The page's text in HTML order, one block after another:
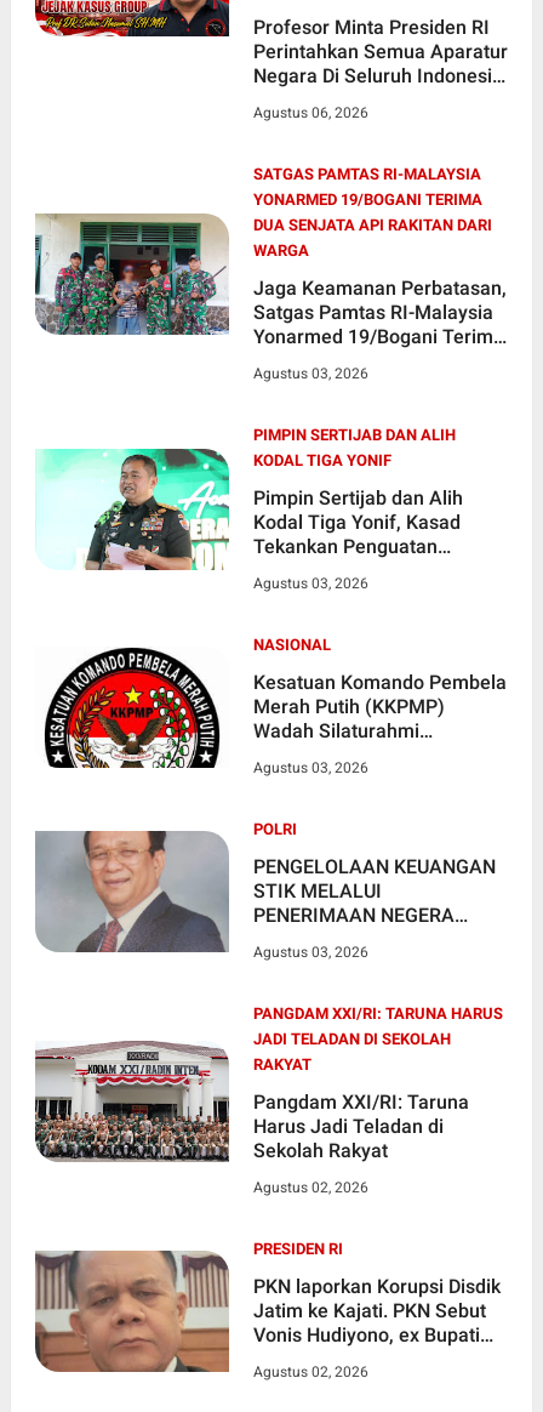
Profesor Minta Presiden RI
Perintahkan Semua Aparatur
Negara Di Seluruh Indonesia
kusam dan Pasang Bendera
Indonesia Merdeka !!!
Agustus 06, 2026
SATGAS PAMTAS RI-MALAYSIA
YONARMED 19/BOGANI TERIMA
DUA SENJATA API RAKITAN DARI
WARGA
Jaga Keamanan Perbatasan,
Satgas Pamtas RI-Malaysia
Yonarmed 19/Bogani Terima
Warga
Agustus 03, 2026
PIMPIN SERTIJAB DAN ALIH
KODAL TIGA YONIF
Pimpin Sertijab dan Alih
Kodal Tiga Yonif, Kasad
Tekankan Penguatan
Agustus 03, 2026
NASIONAL
Kesatuan Komando Pembela
Merah Putih (KKPMP)
Wadah Silaturahmi
Agustus 03, 2026
POLRI
PENGELOLAAN KEUANGAN
STIK MELALUI
PENERIMAAN NEGERA
Agustus 03, 2026
PANGDAM XXI/RI: TARUNA HARUS
JADI TELADAN DI SEKOLAH
RAKYAT
Pangdam XXI/RI: Taruna
Harus Jadi Teladan di
Sekolah Rakyat
Agustus 02, 2026
PRESIDEN RI
PKN laporkan Korupsi Disdik
Jatim ke Kajati. PKN Sebut
Vonis Hudiyono, ex Bupati
Pendidikan Jatim Bukti
Agustus 02, 2026